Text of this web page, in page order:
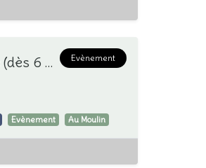
Evènement
Atelier grimpe d'arbres en famille (dès 6 ans)
Evènement Au Moulin